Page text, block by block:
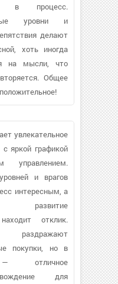
в процесс.
уровни и
делают
хоть иногда
на мысли, что
Общее
увлекательное
яркой графикой
управлением.
и врагов
интересным, а
развитие
отклик.
покупки, но в
отличное
для